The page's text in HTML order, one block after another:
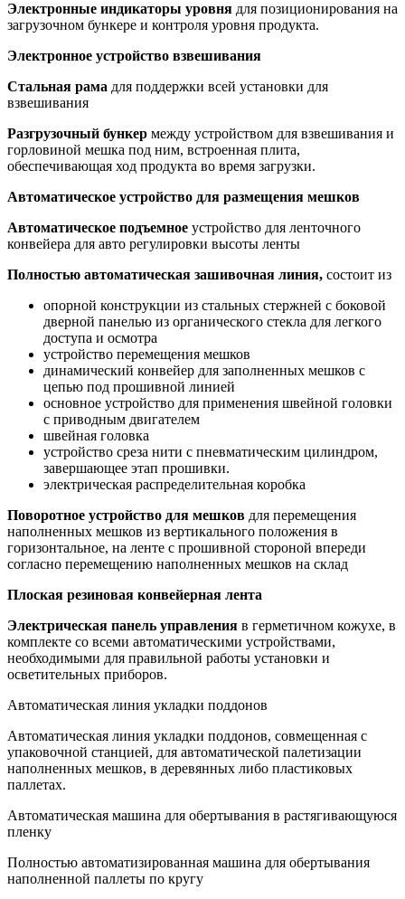
Электронные индикаторы уровня для позиционирования на
загрузочном бункере и контроля уровня продукта.
Электронное устройство взвешивания
Стальная рама для поддержки всей установки для
взвешивания
Разгрузочный бункер между устройством для взвешивания и
горловиной мешка под ним, встроенная плита,
обеспечивающая ход продукта во время загрузки.
Автоматическое устройство для размещения мешков
Автоматическое подъемное устройство для ленточного
конвейера для авто регулировки высоты ленты
Полностью автоматическая зашивочная линия, состоит из
опорной конструкции из стальных стержней с боковой
дверной панелью из органического стекла для легкого
доступа и осмотра
устройство перемещения мешков
динамический конвейер для заполненных мешков с
цепью под прошивной линией
основное устройство для применения швейной головки
с приводным двигателем
швейная головка
устройство среза нити с пневматическим цилиндром,
завершающее этап прошивки.
электрическая распределительная коробка
Поворотное устройство для мешков для перемещения
наполненных мешков из вертикального положения в
горизонтальное, на ленте с прошивной стороной впереди
согласно перемещению наполненных мешков на склад
Плоская резиновая конвейерная лента
Электрическая панель управления в герметичном кожухе, в
комплекте со всеми автоматическими устройствами,
необходимыми для правильной работы установки и
осветительных приборов.
Автоматическая линия укладки поддонов
Автоматическая линия укладки поддонов, совмещенная с
упаковочной станцией, для автоматической палетизации
наполненных мешков, в деревянных либо пластиковых
паллетах.
Автоматическая машина для обертывания в растягивающуюся
пленку
Полностью автоматизированная машина для обертывания
наполненной паллеты по кругу